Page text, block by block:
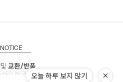
NOTICE
오늘 하루 보지 않기